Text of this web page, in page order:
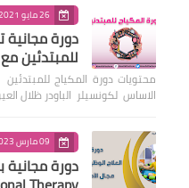
26 مايو 2021
للمبتدئين
محتويات دورة المكياج
الاساس لكونسيلر الباودر ظلال
09 مارس 2023
دورة مجانية